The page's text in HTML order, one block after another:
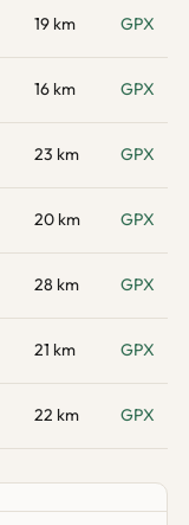
19 km GPX
16 km GPX
23 km GPX
20 km GPX
28 km GPX
21 km GPX
22 km GPX